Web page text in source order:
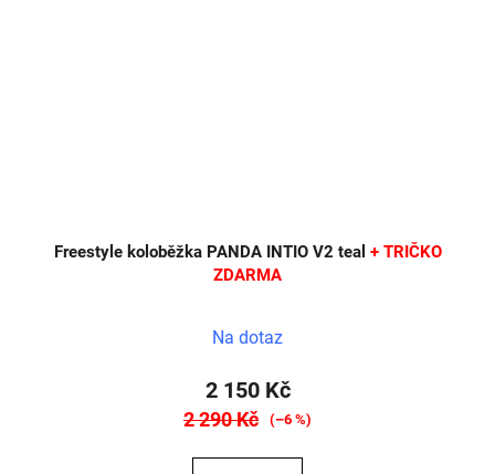
Freestyle koloběžka PANDA INTIO V2 teal + TRIČKO
ZDARMA
Na dotaz
2 150 Kč
2 290 Kč (–6 %)